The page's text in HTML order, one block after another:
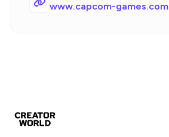
www.capcom-games.com